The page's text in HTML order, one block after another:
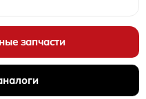
запчасти